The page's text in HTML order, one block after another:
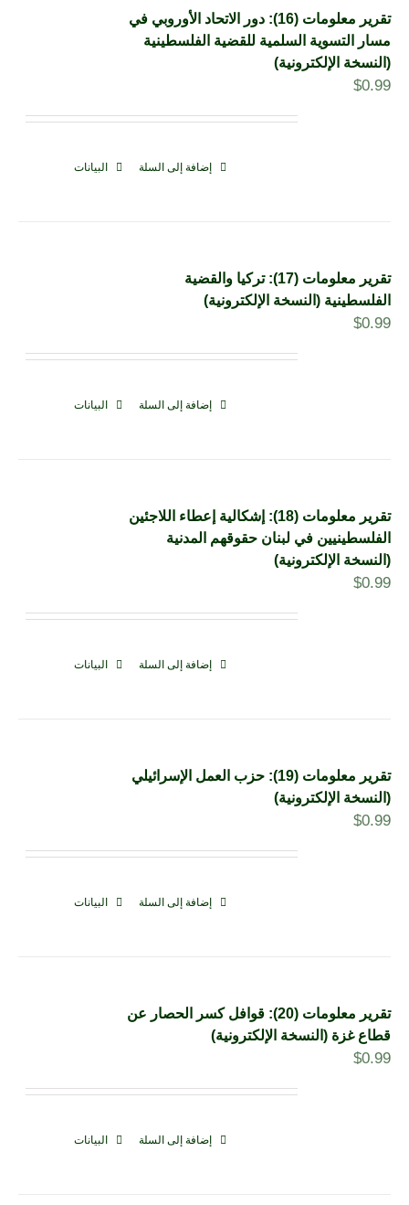
تقرير معلومات (16): دور الاتحاد الأوروبي في
مسار التسوية السلمية للقضية الفلسطينية
(النسخة الإلكترونية)
$0.99
إضافة إلى السلة البيانات
تقرير معلومات (17): تركيا والقضية
الفلسطينية (النسخة الإلكترونية)
$0.99
إضافة إلى السلة البيانات
تقرير معلومات (18): إشكالية إعطاء اللاجئين
الفلسطينيين في لبنان حقوقهم المدنية
(النسخة الإلكترونية)
$0.99
إضافة إلى السلة البيانات
تقرير معلومات (19): حزب العمل الإسرائيلي
(النسخة الإلكترونية)
$0.99
إضافة إلى السلة البيانات
تقرير معلومات (20): قوافل كسر الحصار عن
قطاع غزة (النسخة الإلكترونية)
$0.99
إضافة إلى السلة البيانات